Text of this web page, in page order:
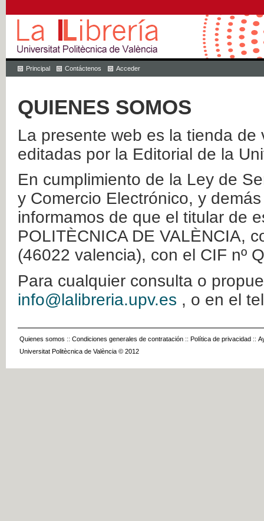
Principal Contáctenos Acceder
QUIENES SOMOS
La presente web es la tienda
editadas por la Editorial de la
En cumplimiento de la Ley de
y Comercio Electrónico, y
informamos de que el titular de
POLITÈCNICA DE VALÈNCIA,
(46022 valencia), con el CIF nº
Para cualquier consulta o
info@lalibreria.upv.es , o en el
Quienes somos :: Condiciones generales de contratación :: Política de privacidad ::
Universitat Politècnica de València © 2012